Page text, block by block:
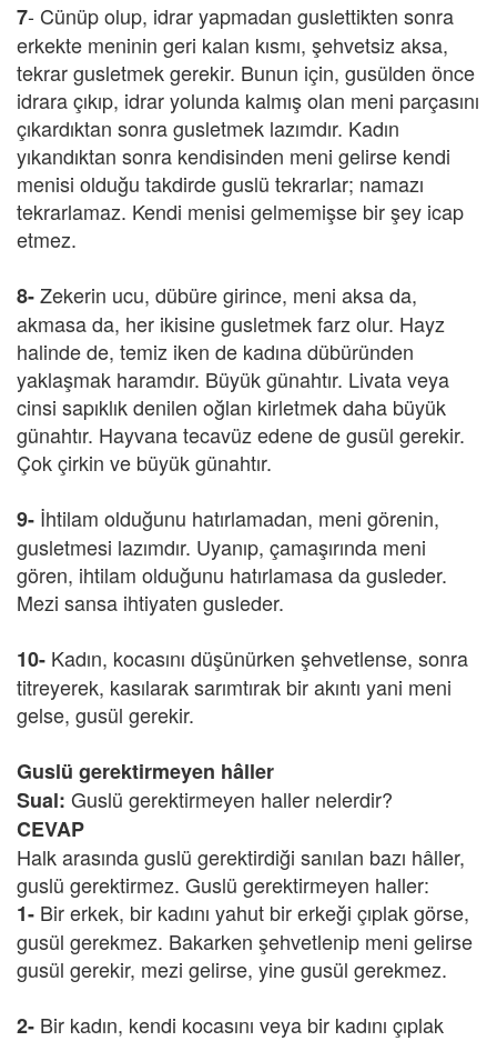
7- Cünüp olup, idrar yapmadan guslettikten sonra
erkekte meninin geri kalan kısmı, şehvetsiz aksa,
tekrar gusletmek gerekir. Bunun için, gusülden önce
idrara çıkıp, idrar yolunda kalmış olan meni parçasını
çıkardıktan sonra gusletmek lazımdır. Kadın
yıkandıktan sonra kendisinden meni gelirse kendi
menisi olduğu takdirde guslü tekrarlar; namazı
tekrarlamaz. Kendi menisi gelmemişse bir şey icap
etmez.
8-Zekerin ucu, dübüre girince, meni aksa da,
akmasa da, her ikisine gusletmek farz olur. Hayz
halinde de, temiz iken de kadına dübüründen
yaklaşmak haramdır. Büyük günahtır. Livata veya
cinsi sapıklık denilen oğlan kirletmek daha büyük
günahtır. Hayvana tecavüz edene de gusül gerekir.
Çok çirkin ve büyük günahtır.
9- İhtilam olduğunu hatırlamadan, meni görenin,
gusletmesi lazımdır. Uyanıp, çamaşırında meni
gören, ihtilam olduğunu hatırlamasa da gusleder.
Mezi sansa ihtiyaten gusleder.
10- Kadın, kocasını düşünürken şehvetlense, sonra
titreyerek, kasılarak sarımtırak bir akıntı yani meni
gelse, gusül gerekir.
Guslü gerektirmeyen hâller
Sual: Guslü gerektirmeyen haller nelerdir?
CEVAP
Halk arasında guslü gerektirdiği sanılan bazı hâller,
guslü gerektirmez. Guslü gerektirmeyen haller:
1- Bir erkek, bir kadını yahut bir erkeği çıplak görse,
gusül gerekmez. Bakarken şehvetlenip meni gelirse
gusül gerekir, mezi gelirse, yine gusül gerekmez.
2- Bir kadın, kendi kocasını veya bir kadını çıplak